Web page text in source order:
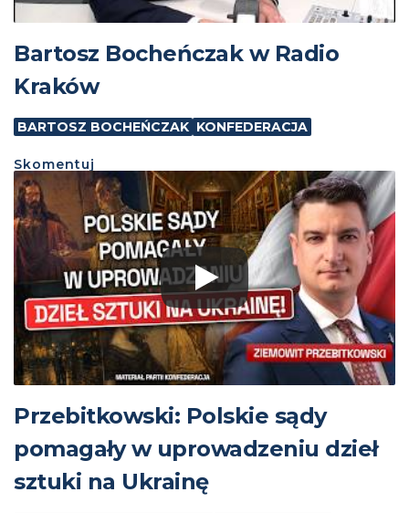
Bartosz Bocheńczak w Radio
Kraków
BARTOSZ BOCHEŃCZAK KONFEDERACJA
Skomentuj
Przebitkowski: Polskie sądy
pomagały w uprowadzeniu dzieł
sztuki na Ukrainę